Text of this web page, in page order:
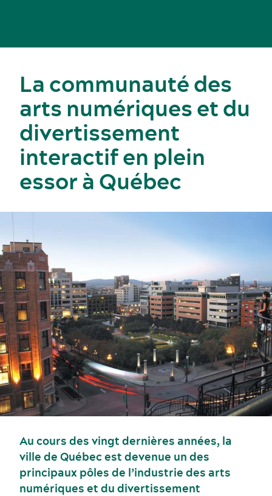
Gastronomie et services alimentaires
Congrès, réunions et expositions
Événements sportifs
La communauté des
arts numériques et du
divertissement
interactif en plein
essor à Québec
Au cours des vingt dernières années, la
ville de Québec est devenue un des
principaux pôles de l’industrie des arts
numériques et du divertissement